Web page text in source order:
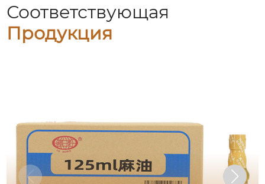
Соответствующая
Продукция